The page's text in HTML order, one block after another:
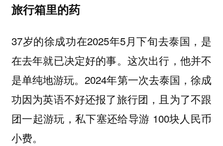
旅行箱里的药
37岁的徐成功在2025年5月下旬去泰国，是
在去年就已决定好的事。这次出行，他并不
是单纯地游玩。2024年第一次去泰国，徐成
功因为英语不好还报了旅行团，且为了不跟
团一起游玩，私下塞还给导游 100块人民币
小费。